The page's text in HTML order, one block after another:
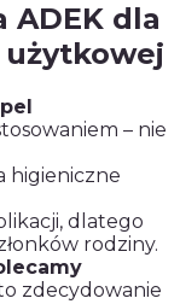
ADEK dla
– nie
higieniczne
dlatego
rodziny.
zdecydowanie